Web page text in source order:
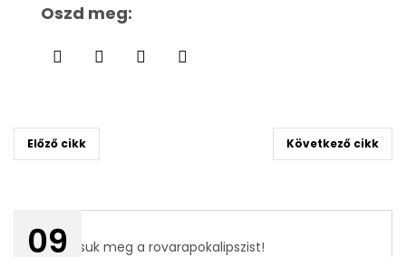
Oszd meg:
Előző cikk Következő cikk
09